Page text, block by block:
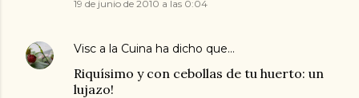
19 de junio de 2010 a las 0:04
Visc a la Cuina ha dicho que…
Riquísimo y con cebollas de tu huerto: un
lujazo!